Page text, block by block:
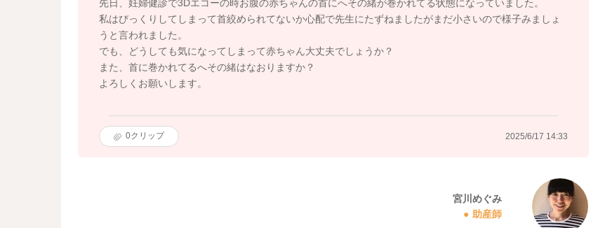
先日、妊婦健診で3Dエコーの時お腹の赤ちゃんの首にへその緒が巻かれてる状態になっていました。
私はびっくりしてしまって首絞められてないか心配で先生にたずねましたがまだ小さいので様子みましょ
うと言われました。
でも、どうしても気になってしまって赤ちゃん大丈夫でしょうか？
また、首に巻かれてるへその緒はなおりますか？
よろしくお願いします。
0クリップ 2025/6/17 14:33
宮川めぐみ
助産師